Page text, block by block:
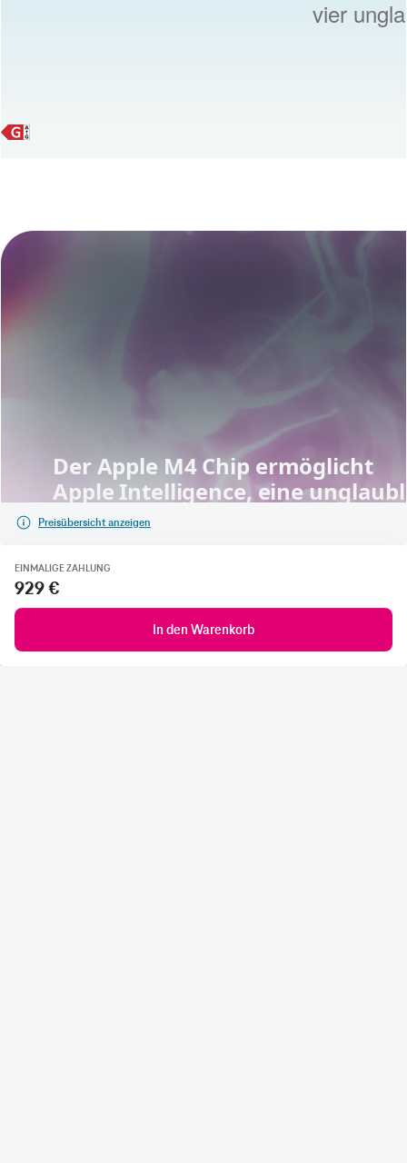
Preisübersicht anzeigen
EINMALIGE ZAHLUNG
929 €
In den Warenkorb